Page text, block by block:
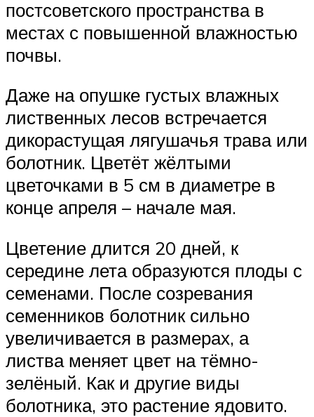
постсоветского пространства в
местах с повышенной влажностью
почвы.
Даже на опушке густых влажных
лиственных лесов встречается
дикорастущая лягушачья трава или
болотник. Цветёт жёлтыми
цветочками в 5 см в диаметре в
конце апреля – начале мая.
Цветение длится 20 дней, к
середине лета образуются плоды с
семенами. После созревания
семенников болотник сильно
увеличивается в размерах, а
листва меняет цвет на тёмно-
зелёный. Как и другие виды
болотника, это растение ядовито.